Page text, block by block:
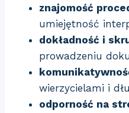
znajomość
umiejętność
dokładność i
prowadzeniu
wierzycielami i
odporność na